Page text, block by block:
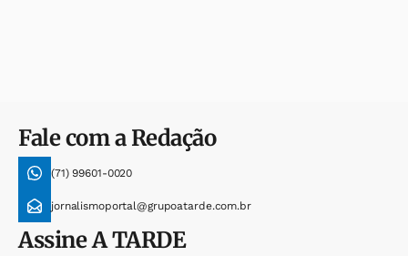
Fale com a Redação
(71) 99601-0020
jornalismoportal@grupoatarde.com.br
AssineA TARDE